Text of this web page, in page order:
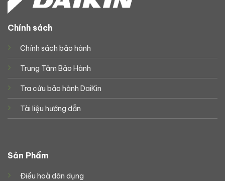
Chính sách
Chính sách bảo hành
Trung Tâm Bảo Hành
Tra cứu bảo hành DaiKin
Tài liệu hướng dẫn
Sản Phẩm
Điều hoà dân dụng